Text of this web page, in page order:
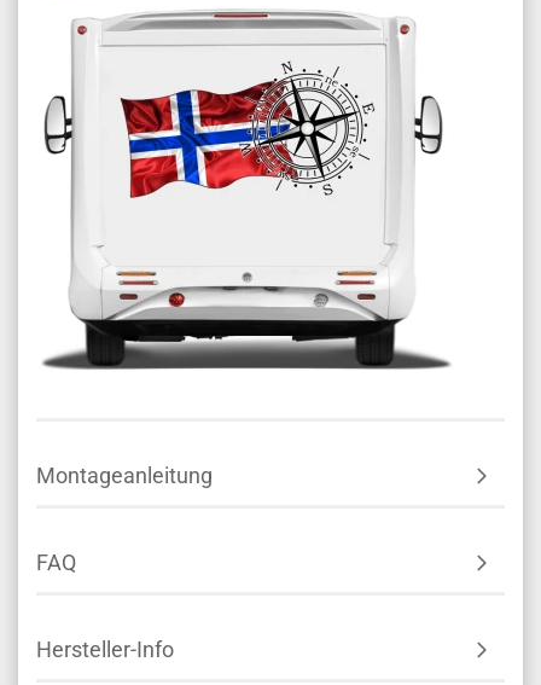
Montageanleitung
FAQ
Hersteller-Info